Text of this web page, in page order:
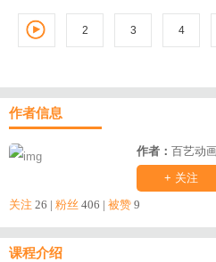
1
2 3 4
作者信息
作者：百艺动
+ 关注
关注 26 | 粉丝 406 | 被赞 9
课程介绍